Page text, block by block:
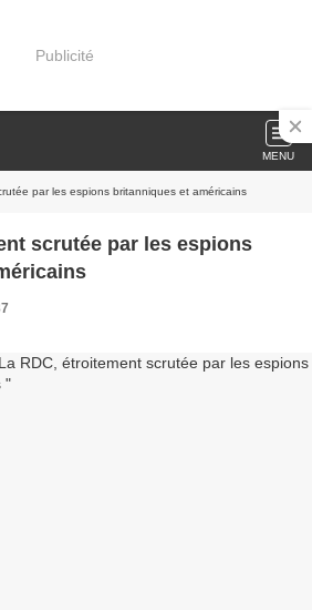
Publicité
MENU
par les espions britanniques et américains
scrutée par les espions